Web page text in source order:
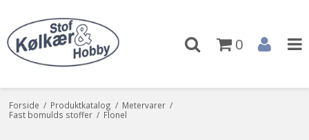
0
Forside / Produktkatalog / Metervarer /
Fast bomulds stoffer / Flonel